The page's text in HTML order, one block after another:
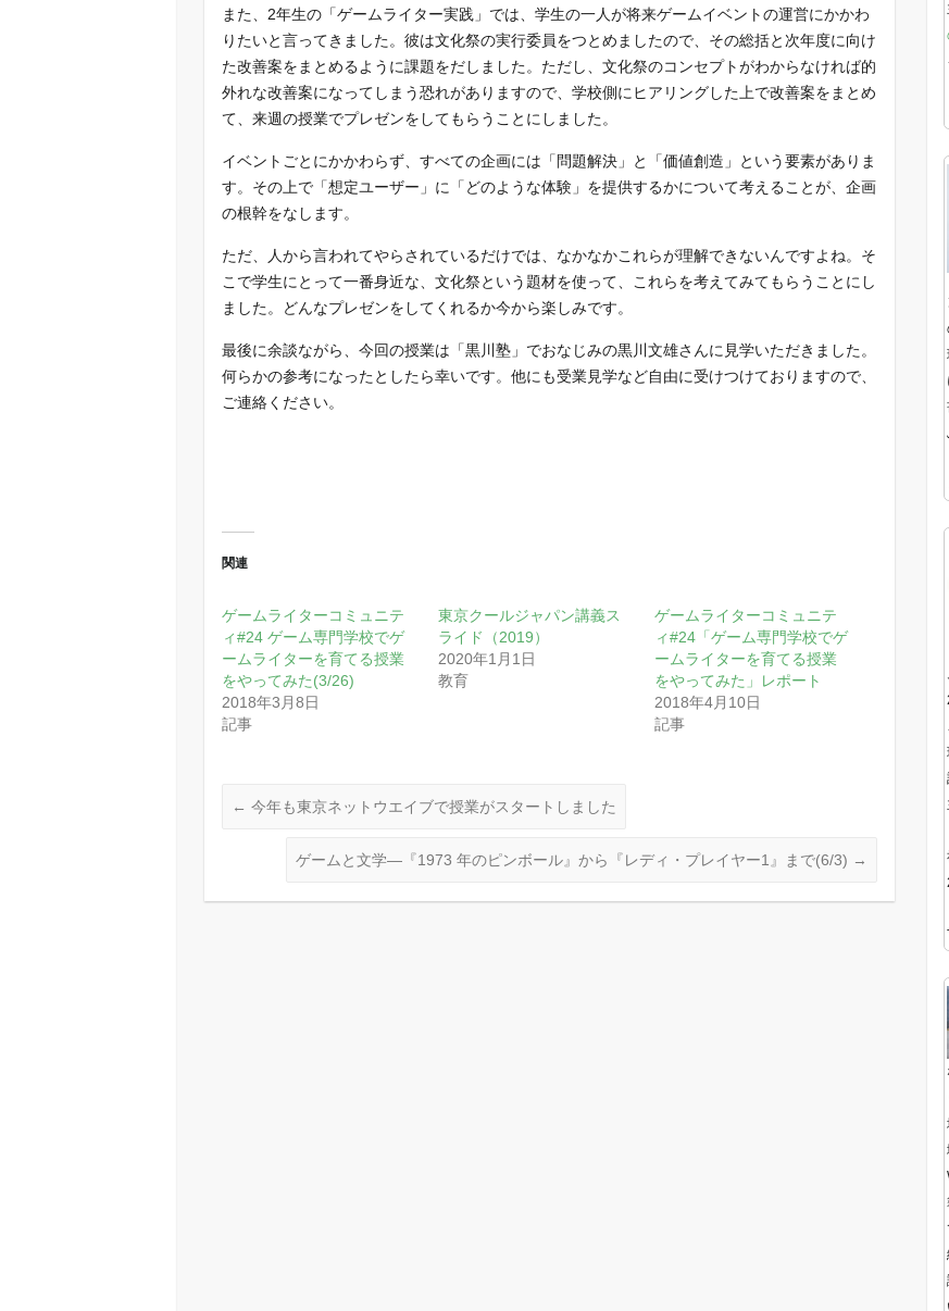
また、2年生の「ゲームライター実践」では、学生の一人が将来ゲームイベントの運営にかかわ
りたいと言ってきました。彼は文化祭の実行委員をつとめましたので、その総括と次年度に向け
た改善案をまとめるように課題をだしました。ただし、文化祭のコンセプトがわからなければ的
外れな改善案になってしまう恐れがありますので、学校側にヒアリングした上で改善案をまとめ
て、来週の授業でプレゼンをしてもらうことにしました。
イベントごとにかかわらず、すべての企画には「問題解決」と「価値創造」という要素がありま
す。その上で「想定ユーザー」に「どのような体験」を提供するかについて考えることが、企画
の根幹をなします。
ただ、人から言われてやらされているだけでは、なかなかこれらが理解できないんですよね。そ
こで学生にとって一番身近な、文化祭という題材を使って、これらを考えてみてもらうことにし
ました。どんなプレゼンをしてくれるか今から楽しみです。
最後に余談ながら、今回の授業は「黒川塾」でおなじみの黒川文雄さんに見学いただきました。
何らかの参考になったとしたら幸いです。他にも受業見学など自由に受けつけておりますので、
ご連絡ください。
関連
ゲームライターコミュニテ
ィ#24 ゲーム専門学校でゲ
ームライターを育てる授業
をやってみた(3/26)
2018年3月8日
記事
東京クールジャパン講義ス
ライド（2019）
2020年1月1日
教育
ゲームライターコミュニテ
ィ#24「ゲーム専門学校でゲ
ームライターを育てる授業
をやってみた」レポート
2018年4月10日
記事
← 今年も東京ネットウエイブで授業がスタートしました
ゲームと文学―『1973 年のピンボール』から『レディ・プレイヤー1』まで(6/3) →